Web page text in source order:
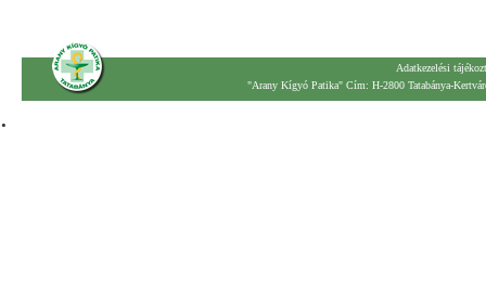
Adatkezelési
"Arany Kígyó Patika" Cím: H-2800 Tatabánya-
.